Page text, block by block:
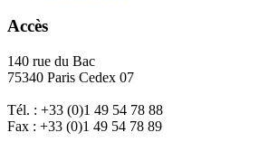
Accès
140 rue du Bac
75340 Paris Cedex 07
Tél. : +33 (0)1 49 54 78 88
Fax : +33 (0)1 49 54 78 89